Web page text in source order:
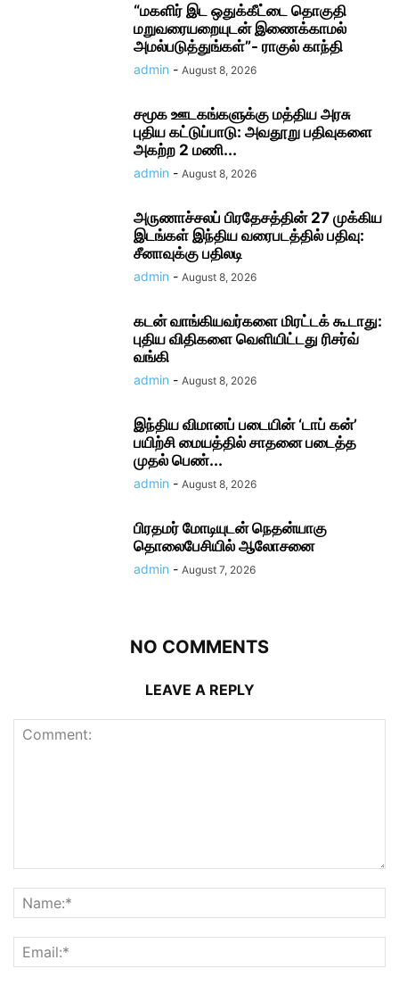
“மகளிர் இட ஒதுக்கீட்டை தொகுதி
மறுவரையறையுடன் இணைக்காமல்
அமல்படுத்துங்கள்”- ராகுல் காந்தி
admin - August 8, 2026
சமூக ஊடகங்களுக்கு மத்திய அரசு
புதிய கட்டுப்பாடு: அவதூறு பதிவுகளை
அகற்ற 2 மணி...
admin - August 8, 2026
அருணாச்சலப் பிரதேசத்தின் 27 முக்கிய
இடங்கள் இந்திய வரைபடத்தில் பதிவு:
சீனாவுக்கு பதிலடி
admin - August 8, 2026
கடன் வாங்கியவர்களை மிரட்டக் கூடாது:
புதிய விதிகளை வெளியிட்டது ரிசர்வ்
வங்கி
admin - August 8, 2026
இந்திய விமானப் படையின் ‘டாப் கன்’
பயிற்சி மையத்தில் சாதனை படைத்த
முதல் பெண்...
admin - August 8, 2026
பிரதமர் மோடி​யுடன் நெதன்யாகு
தொலைபேசியில் ஆலோ​சனை
admin - August 7, 2026
NO COMMENTS
LEAVE A REPLY